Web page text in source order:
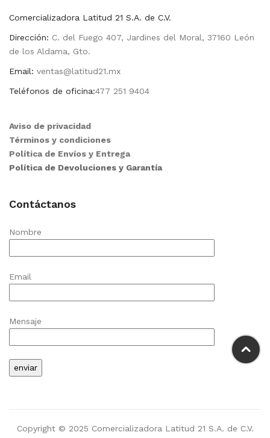
Comercializadora Latitud 21 S.A. de C.V.
Dirección: C. del Fuego 407, Jardines del Moral, 37160 León
de los Aldama, Gto.
Email: ventas@latitud21.mx
Teléfonos de oficina:477 251 9404
Aviso de privacidad
Términos y condiciones
Política de Envíos y Entrega
Política de Devoluciones y Garantía
Contáctanos
Nombre
Email
Mensaje
Copyright © 2025 Comercializadora Latitud 21 S.A. de C.V.